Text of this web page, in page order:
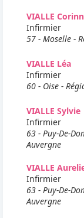
VIALLE
Infirmier
57 - Moselle -
VIALLE Léa
Infirmier
60 - Oise -
VIALLE Sylvie
Infirmier
63 - Puy-De-
Auvergne
VIALLE
Infirmier
63 - Puy-De-
Auvergne